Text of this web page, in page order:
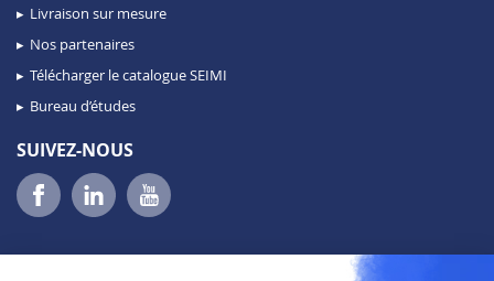
Livraison sur mesure
Nos partenaires
Télécharger le catalogue SEIMI
Bureau d’études
SUIVEZ-NOUS